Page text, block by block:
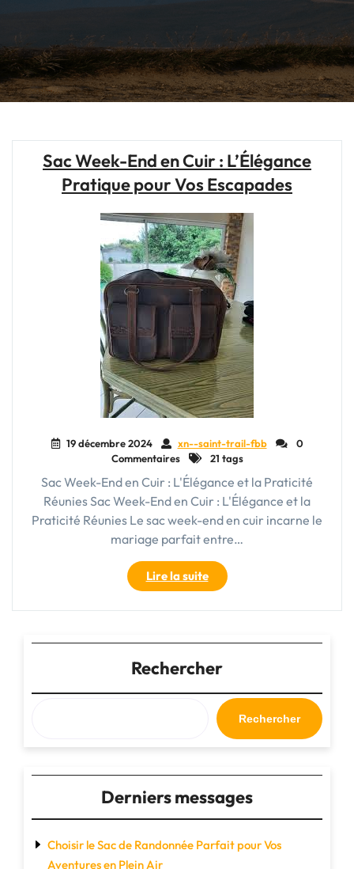
Sac Week-End en Cuir : L’Élégance
Pratique pour Vos Escapades
19 décembre 2024 xn--saint-trail-fbb
0
Commentaires
21 tags
Sac Week-End en Cuir : L'Élégance et la Praticité
Réunies Sac Week-End en Cuir : L'Élégance et la
Praticité Réunies Le sac week-end en cuir incarne le
mariage parfait entre…
Lire la suite"Sac
Week-
End
Cuir
:
L’Élégance
Pratique
pour
Vos
Rechercher
Rechercher
Derniers messages
Choisir le Sac de Randonnée Parfait pour Vos
Aventures en Plein Air